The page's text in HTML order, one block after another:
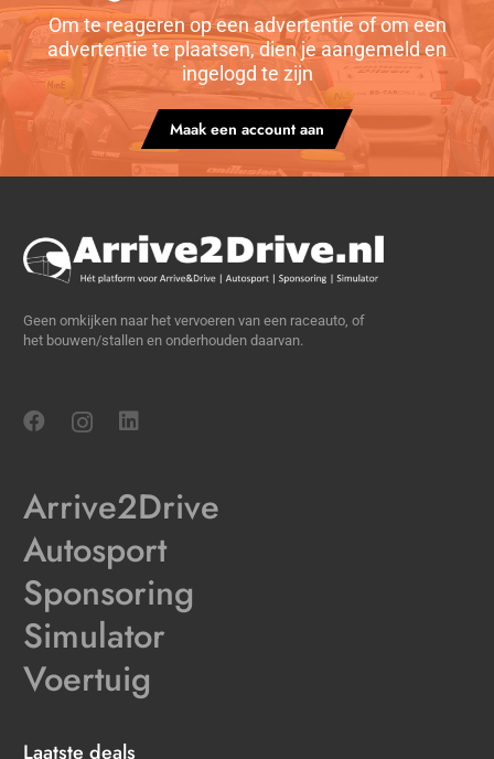
Om te reageren op een advertentie of om een
advertentie te plaatsen, dien je aangemeld en
ingelogd te zijn
Maak een account aan
Geen omkijken naar het vervoeren van een raceauto, of
het bouwen/stallen en onderhouden daarvan.
Arrive2Drive
Autosport
Sponsoring
Simulator
Voertuig
Laatste deals